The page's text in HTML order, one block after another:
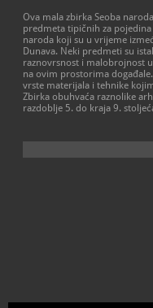
Ova mala zbirka Seoba
predmeta tipičnih za
naroda koji su u vrijeme
Dunava. Neki predmeti su
raznovrsnost i malobrojnost
na ovim prostorima
vrste materijala i tehnike
Zbirka obuhvaća raznolike
razdoblje 5. do kraja 9.